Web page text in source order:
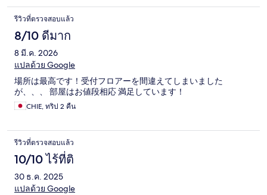
รีวิวที่ตรวจสอบแล้ว
8/10 ดีมาก
8 มี.ค. 2026
แปลด้วย Google
場所は最高です！受付フロアーを間違えてしまいました
が、、、 部屋はお値段相応 満足しています！
CHIE, ทริป 2 คืน
รีวิวที่ตรวจสอบแล้ว
10/10 ไร้ที่ติ
30 ธ.ค. 2025
แปลด้วย Google